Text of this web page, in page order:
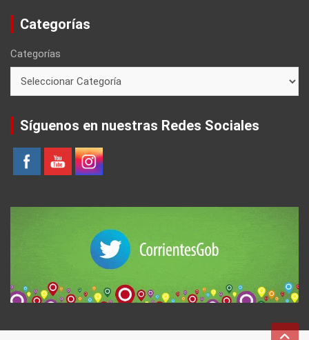
Categorías
Categorías
Síguenos en nuestras Redes Sociales